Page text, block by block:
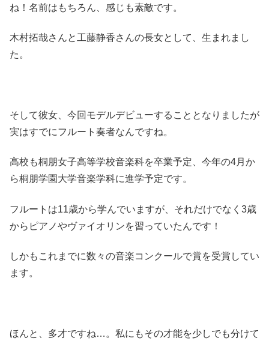
ね！名前はもちろん、感じも素敵です。
木村拓哉さんと工藤静香さんの長女として、生まれまし
た。
そして彼女、今回モデルデビューすることとなりましたが
実はすでにフルート奏者なんですね。
高校も桐朋女子高等学校音楽科を卒業予定、今年の4月か
ら桐朋学園大学音楽学科に進学予定です。
フルートは11歳から学んでいますが、それだけでなく3歳
からピアノやヴァイオリンを習っていたんです！
しかもこれまでに数々の音楽コンクールで賞を受賞してい
ます。
ほんと、多才ですね…。私にもその才能を少しでも分けて